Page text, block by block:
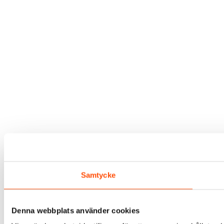
Samtycke
Denna webbplats använder cookies